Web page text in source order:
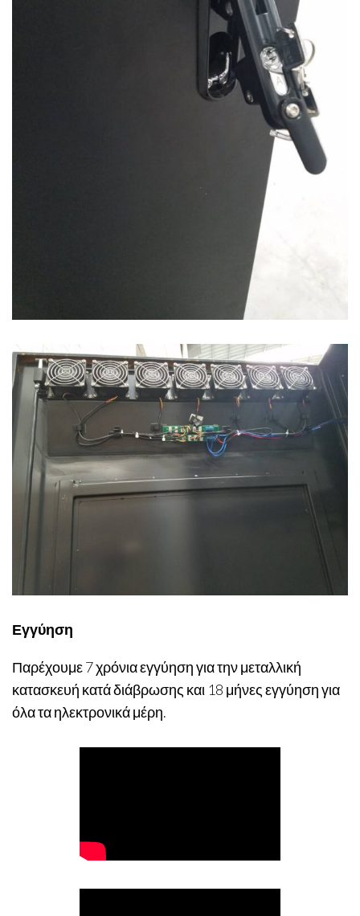
Εγγύηση
Παρέχουμε 7 χρόνια εγγύηση για την μεταλλική
κατασκευή κατά διάβρωσης και 18 μήνες εγγύηση για
όλα τα ηλεκτρονικά μέρη.